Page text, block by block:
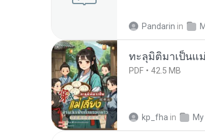
Pandarin in
ทะลุมิติมาเป็นแ
PDF 42.5 MB
kp_fha in